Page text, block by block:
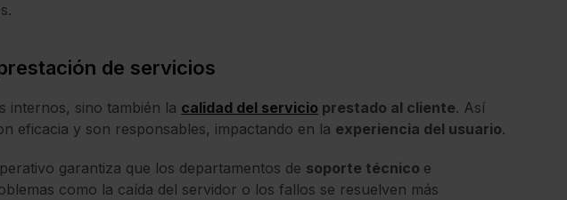
de servicios
internos, sino también la calidad del servicio prestado al cliente. Así
eficacia y son responsables, impactando en la experiencia del usuario.
garantiza que los departamentos de soporte técnico e
como la caída del servidor o los fallos se resuelven más